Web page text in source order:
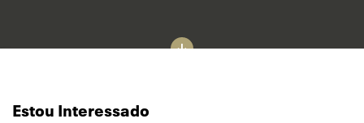
Estou Interessado